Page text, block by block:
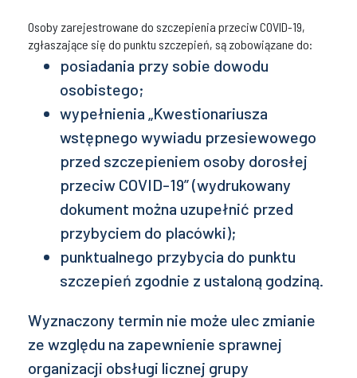
Osoby zarejestrowane do szczepienia przeciw COVID-19,
zgłaszające się do punktu szczepień, są zobowiązane do:
posiadania przy sobie dowodu
osobistego;
wypełnienia „Kwestionariusza
wstępnego wywiadu przesiewowego
przed szczepieniem osoby dorosłej
przeciw COVID-19” (wydrukowany
dokument można uzupełnić przed
przybyciem do placówki);
punktualnego przybycia do punktu
szczepień zgodnie z ustaloną godziną.
Wyznaczony termin nie może ulec zmianie
ze względu na zapewnienie sprawnej
organizacji obsługi licznej grupy